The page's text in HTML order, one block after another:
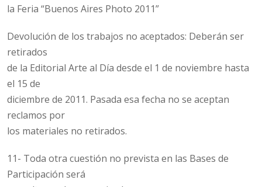
la Feria “Buenos Aires Photo 2011”
Devolución de los trabajos no aceptados: Deberán ser
retirados
de la Editorial Arte al Día desde el 1 de noviembre hasta
el 15 de
diciembre de 2011. Pasada esa fecha no se aceptan
reclamos por
los materiales no retirados.
11- Toda otra cuestión no prevista en las Bases de
Participación será